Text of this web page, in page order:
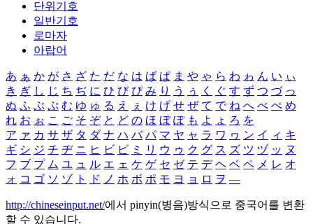
단위기호
일반기호
로마자
아랍어
あ ぁ か が さ ざ た だ な は ば ぱ ま や ゃ ら わ ゎ ん い ぃ
き ぎ し じ ち ぢ に ひ び ぴ み り う ぅ く ぐ す ず つ づ っ
ぬ ふ ぶ ぷ む ゆ ゅ る え ぇ け げ せ ぜ て で ね へ べ ぺ め
れ お ぉ こ ご そ ぞ と ど の ほ ぼ ぽ も よ ょ ろ を
ア ァ カ サ ザ タ ダ ナ ハ バ パ マ ヤ ャ ラ ワ ヮ ン イ ィ キ
ギ シ ジ チ ヂ ニ ヒ ビ ピ ミ リ ウ ゥ ク グ ス ズ ツ ヅ ッ ヌ
フ ブ プ ム ユ ュ ル エ ェ ケ ゲ セ ゼ テ デ ヘ ベ ペ メ レ オ
ォ コ ゴ ソ ゾ ト ド ノ ホ ボ ポ モ ヨ ョ ロ ヲ ―
http://chineseinput.net/에서 pinyin(병음)방식으로 중국어를 변환
할 수 있습니다.